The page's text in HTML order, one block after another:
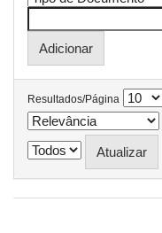
Resultados/Página